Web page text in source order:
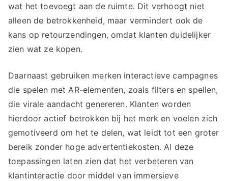
wat het toevoegt aan de ruimte. Dit verhoogt niet
alleen de betrokkenheid, maar vermindert ook de
kans op retourzendingen, omdat klanten duidelijker
zien wat ze kopen.
Daarnaast gebruiken merken interactieve campagnes
die spelen met AR-elementen, zoals filters en spellen,
die virale aandacht genereren. Klanten worden
hierdoor actief betrokken bij het merk en voelen zich
gemotiveerd om het te delen, wat leidt tot een groter
bereik zonder hoge advertentiekosten. Al deze
toepassingen laten zien dat het verbeteren van
klantinteractie door middel van immersieve